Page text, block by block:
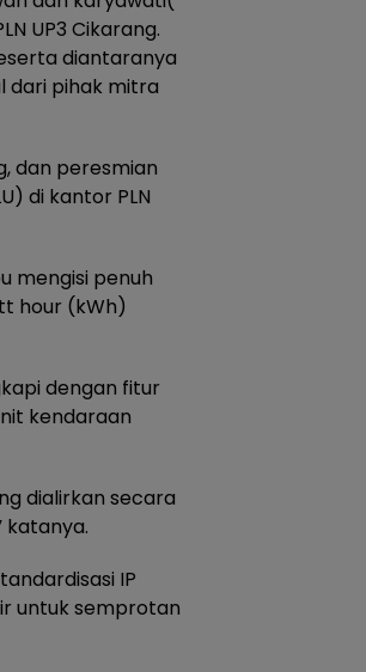
UP3 Cikarang.
diantaranya
dari pihak mitra
dan peresmian
di kantor PLN
mengisi penuh
hour (kWh)
dengan fitur
kendaraan
dialirkan secara
katanya.
IP
untuk semprotan